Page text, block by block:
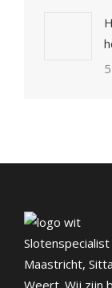
Maastricht,
Weert. Wij zijn